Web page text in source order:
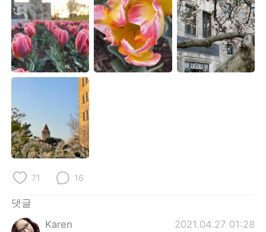
العربية Français
Deutsch 日本語
Русский
Türkçe
71 16
댓글
Karen
2021.04.27 01:28